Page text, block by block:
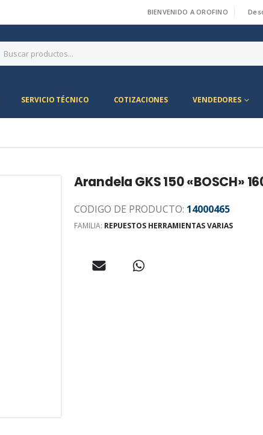
BIENVENIDO A OROFINO
SERVICIO TÉCNICO COTIZACIONES VENDEDORES
Arandela GKS 150 «BOSCH»
CODIGO DE PRODUCTO: 14000465
FAMILIA: REPUESTOS HERRAMIENTAS VARIAS